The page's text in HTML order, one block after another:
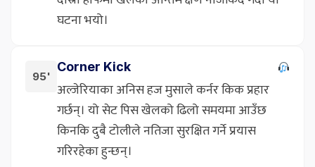
घटना भयो।
95'
Corner Kick
अल्जेरियाका अनिस हज मुसाले कर्नर किक प्रहार
गर्छन्। यो सेट पिस खेलको ढिलो समयमा आउँछ
किनकि दुबै टोलीले नतिजा सुरक्षित गर्ने प्रयास
गरिरहेका हुन्छन्।